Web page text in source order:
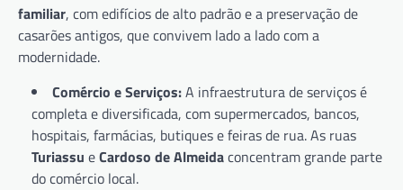
familiar, com edifícios de alto padrão e a preservação de
casarões antigos, que convivem lado a lado com a
modernidade.
Comércio e Serviços:A infraestrutura de serviços é
completa e diversificada, com supermercados, bancos,
hospitais, farmácias, butiques e feiras de rua. As ruas
Turiassu eCardoso de Almeidaconcentram grande parte
do comércio local.